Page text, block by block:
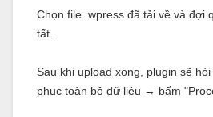
Chọn file .wpress đã tải về và đợi
tất.
Sau khi upload xong, plugin sẽ
phục toàn bộ dữ liệu → bấm